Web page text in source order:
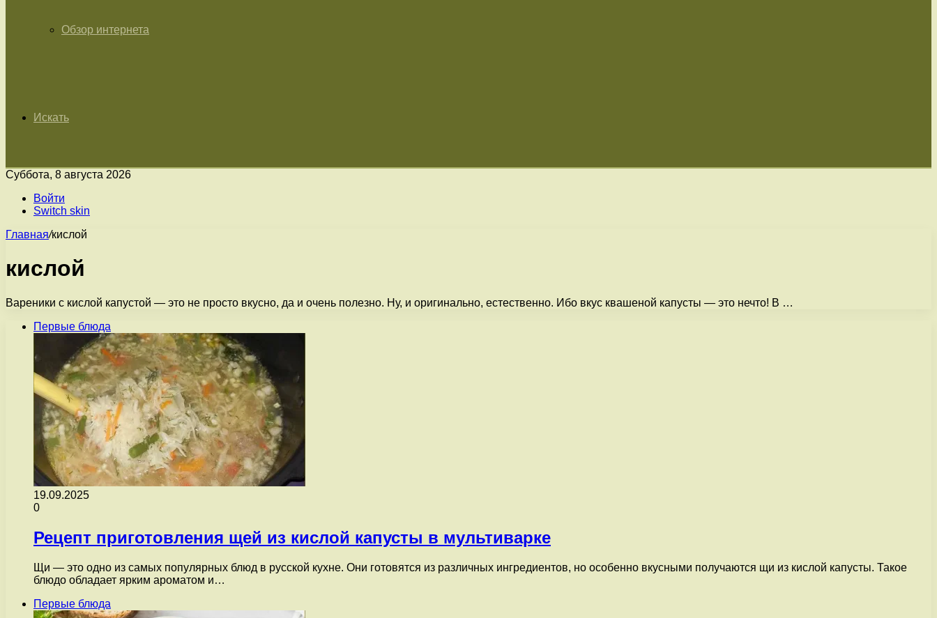
Обзор интернета
Искать
Суббота, 8 августа 2026
Войти
Switch skin
Главная/кислой
кислой
Вареники с кислой капустой — это не просто вкусно, да и очень полезно. Ну, и оригинально, естественно. Ибо вкус квашеной капусты — это нечто! В …
Первые блюда
19.09.2025
0
Рецепт приготовления щей из кислой капусты в мультиварке
Щи — это одно из самых популярных блюд в русской кухне. Они готовятся из различных ингредиентов, но особенно вкусными получаются щи из кислой капусты. Такое
блюдо обладает ярким ароматом и…
Первые блюда